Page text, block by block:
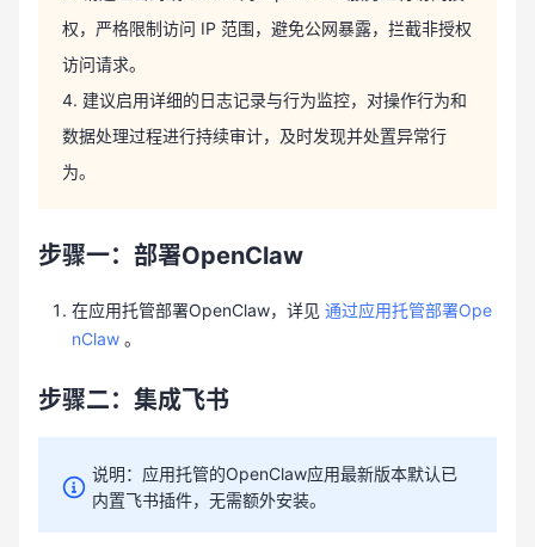
权，严格限制访问 IP 范围，避免公网暴露，拦截非授权
访问请求。
4. 建议启用详细的日志记录与行为监控，对操作行为和
数据处理过程进行持续审计，及时发现并处置异常行
为。
步骤一：部署OpenClaw
在应用托管部署OpenClaw，详见 通过应用托管部署Ope
nClaw 。
步骤二：集成飞书
说明：应用托管的OpenClaw应用最新版本默认已
内置飞书插件，无需额外安装。